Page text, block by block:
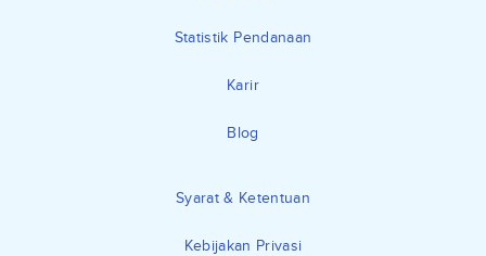
Statistik Pendanaan
Karir
Blog
Syarat & Ketentuan
Kebijakan Privasi